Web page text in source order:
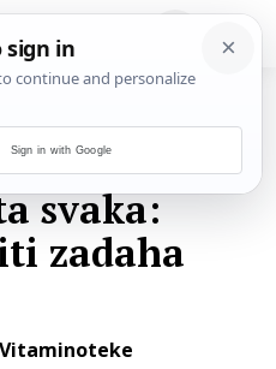
svaka:
zadaha
Sign in with Google